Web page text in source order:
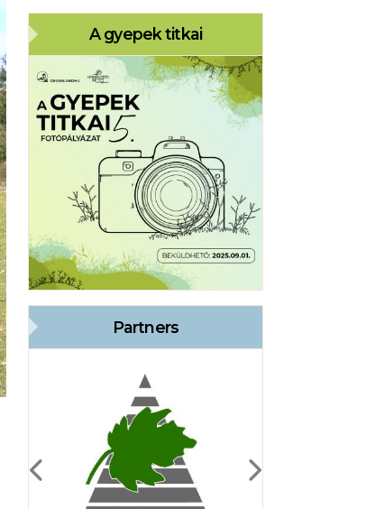
A gyepek titkai
Partners
Previous Next